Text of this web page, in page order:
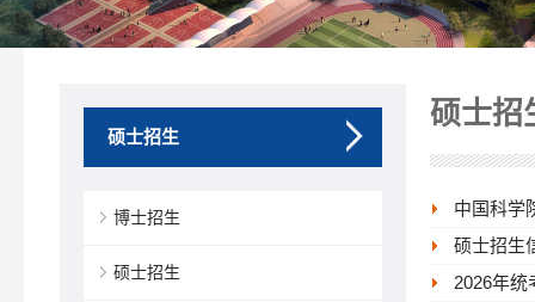
硕士招生
博士招生
硕士招生
硕士招
中国科学
硕士招生
2026年统